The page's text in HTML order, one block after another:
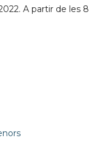
A partir de les